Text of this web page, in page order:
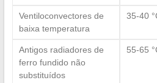
Ventiloconvectores de
baixa temperatura
35-40
Antigos radiadores de
ferro fundido não
substituídos
55-65